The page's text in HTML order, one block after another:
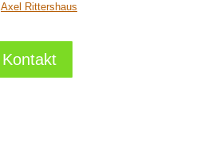
Axel Rittershaus
Kontakt